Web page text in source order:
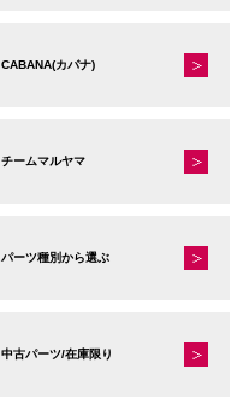
CABANA(カバナ)
チームマルヤマ
パーツ種別から選ぶ
中古パーツ/在庫限り